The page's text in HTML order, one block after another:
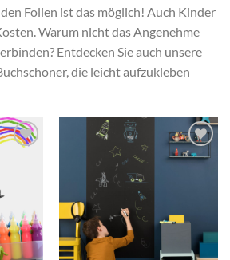
Folien ist das möglich! Auch Kinder
Warum nicht das Angenehme
Entdecken Sie auch unsere
die leicht aufzukleben
Add to